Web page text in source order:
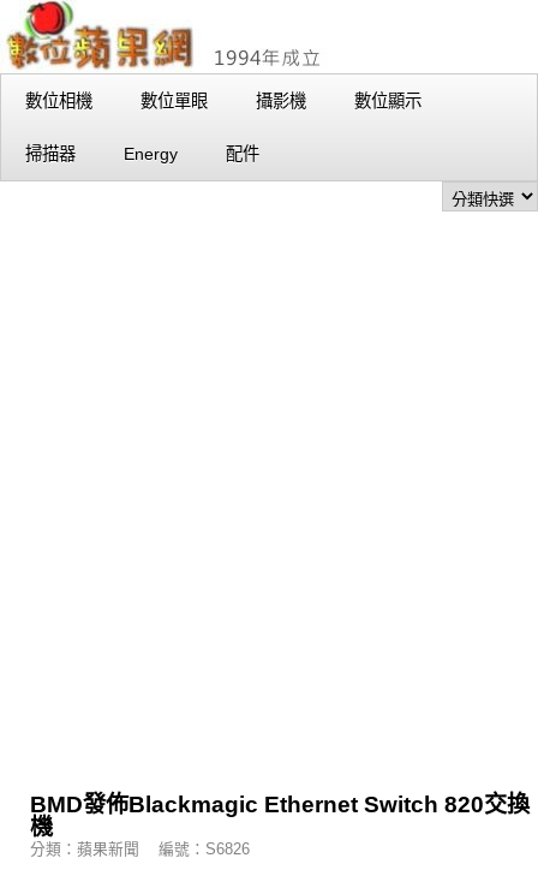
數位相機 數位單眼 攝影機 數位顯示
掃描器 Energy 配件
BMD發佈Blackmagic Ethernet Switch 820交換
機
分類：蘋果新聞 編號：S6826